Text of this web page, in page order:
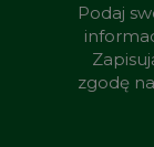
Podaj
zgodę